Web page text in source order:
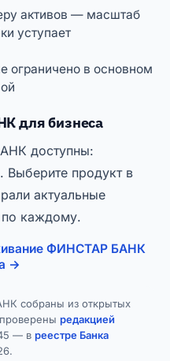
активов — масштаб
уступает
ограничено в основном
для бизнеса
доступны:
Выберите продукт в
актуальные
каждому.
ФИНСТАР БАНК
→
собраны из открытых
редакцией
— в реестре Банка
.